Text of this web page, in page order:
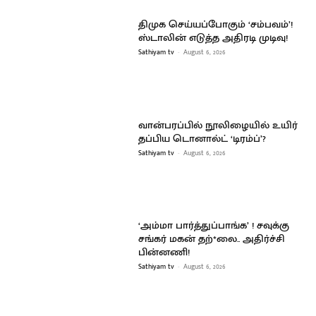
திமுக செய்யப்போகும் ‘சம்பவம்’!
ஸ்டாலின் எடுத்த அதிரடி முடிவு!
Sathiyam tv - August 6, 2026
வான்பரப்பில் நூலிழையில் உயிர்
தப்பிய டொனால்ட் ‘டிரம்ப்’?
Sathiyam tv - August 6, 2026
‘அம்மா பார்த்துப்பாங்க’ ! சவுக்கு
சங்கர் மகன் தற்*லை.. அதிர்ச்சி
பின்னணி!
Sathiyam tv - August 6, 2026